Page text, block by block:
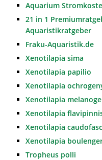
Aquarium
21 in 1
Aquaristikratgeber
Fraku-Aquaristik.de
Xenotilapia sima
Xenotilapia papilio
Xenotilapia
Xenotilapia
Xenotilapia
Xenotilapia
Xenotilapia
Tropheus polli